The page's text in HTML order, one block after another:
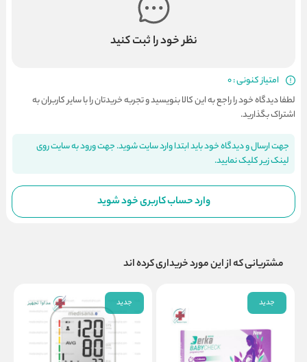
نظر خود را ثبت کنید
امتیاز کنونی : 0
لطفا دیدگاه خود را راجع به این کالا بنویسید و تجربه خریدتان را با سایر کاربران به
اشتراک بگذارید.
جهت ارسال و دیدگاه خود باید ابتدا وارد سایت شوید. جهت ورود به سایت روی
لینک زیر کلیک نمایید.
وارد حساب کاربری خود شوید
مشتریانی که از این مورد خریداری کرده اند
جدید جدید